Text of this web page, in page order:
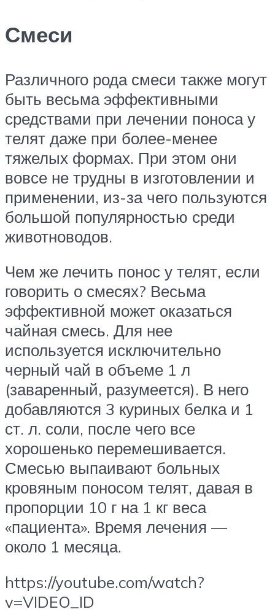
Смеси
Различного рода смеси также могут
быть весьма эффективными
средствами при лечении поноса у
телят даже при более-менее
тяжелых формах. При этом они
вовсе не трудны в изготовлении и
применении, из-за чего пользуются
большой популярностью среди
животноводов.
Чем же лечить понос у телят, если
говорить о смесях? Весьма
эффективной может оказаться
чайная смесь. Для нее
используется исключительно
черный чай в объеме 1 л
(заваренный, разумеется). В него
добавляются 3 куриных белка и 1
ст. л. соли, после чего все
хорошенько перемешивается.
Смесью выпаивают больных
кровяным поносом телят, давая в
пропорции 10 г на 1 кг веса
«пациента». Время лечения —
около 1 месяца.
https://youtube.com/watch?
v=VIDEO_ID